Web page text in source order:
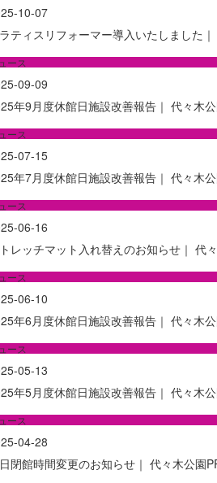
10-07
ティスリフォーマー導入いたしました
ース
09-09
年9月度休館日施設改善報告｜ 代々木
ース
07-15
年7月度休館日施設改善報告｜ 代々木
ース
06-16
レッチマット入れ替えのお知らせ｜ 代
ース
06-10
年6月度休館日施設改善報告｜ 代々木
ース
05-13
年5月度休館日施設改善報告｜ 代々木
ース
04-28
閉館時間変更のお知らせ｜ 代々木公園